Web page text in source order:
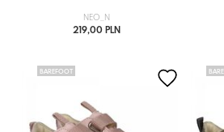
NEO_N
219,00 PLN
BAREFOOT